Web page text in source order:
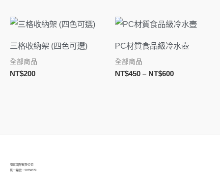
三格收納架 (四色可選)
全部商品
NT$200
PC材質食品級冷水壺
全部商品
NT$450 – NT$600
價
格
圍：
NT$600
閔斌國際有限公司
統一編號：50756579